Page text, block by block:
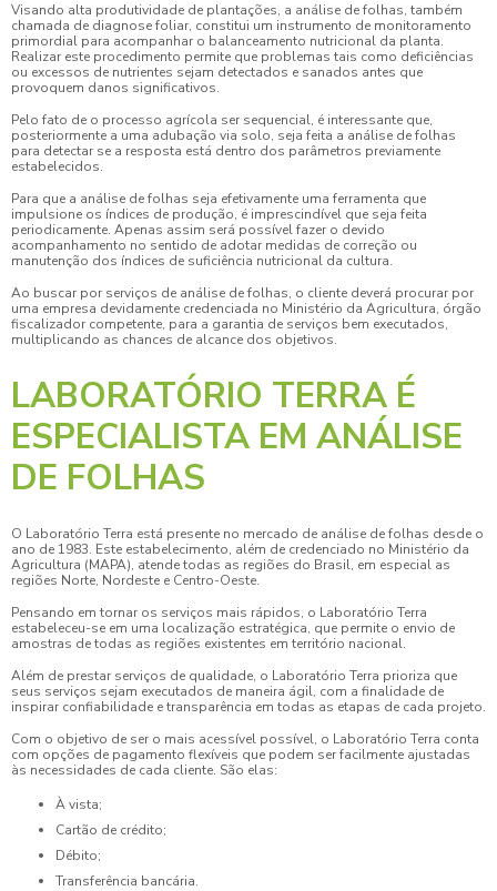
Visando alta produtividade de plantações, a análise de folhas, também
chamada de diagnose foliar, constitui um instrumento de monitoramento
primordial para acompanhar o balanceamento nutricional da planta.
Realizar este procedimento permite que problemas tais como deficiências
ou excessos de nutrientes sejam detectados e sanados antes que
provoquem danos significativos.
Pelo fato de o processo agrícola ser sequencial, é interessante que,
posteriormente a uma adubação via solo, seja feita a análise de folhas
para detectar se a resposta está dentro dos parâmetros previamente
estabelecidos.
Para que a análise de folhas seja efetivamente uma ferramenta que
impulsione os índices de produção, é imprescindível que seja feita
periodicamente. Apenas assim será possível fazer o devido
acompanhamento no sentido de adotar medidas de correção ou
manutenção dos índices de suficiência nutricional da cultura.
Ao buscar por serviços de análise de folhas, o cliente deverá procurar por
uma empresa devidamente credenciada no Ministério da Agricultura, órgão
fiscalizador competente, para a garantia de serviços bem executados,
multiplicando as chances de alcance dos objetivos.
LABORATÓRIO TERRA É
ESPECIALISTA EM ANÁLISE
DE FOLHAS
O Laboratório Terra está presente no mercado de análise de folhas desde o
ano de 1983. Este estabelecimento, além de credenciado no Ministério da
Agricultura (MAPA), atende todas as regiões do Brasil, em especial as
regiões Norte, Nordeste e Centro-Oeste.
Pensando em tornar os serviços mais rápidos, o Laboratório Terra
estabeleceu-se em uma localização estratégica, que permite o envio de
amostras de todas as regiões existentes em território nacional.
Além de prestar serviços de qualidade, o Laboratório Terra prioriza que
seus serviços sejam executados de maneira ágil, com a finalidade de
inspirar confiabilidade e transparência em todas as etapas de cada projeto.
Com o objetivo de ser o mais acessível possível, o Laboratório Terra conta
com opções de pagamento flexíveis que podem ser facilmente ajustadas
às necessidades de cada cliente. São elas:
À vista;
Cartão de crédito;
Débito;
Transferência bancária.